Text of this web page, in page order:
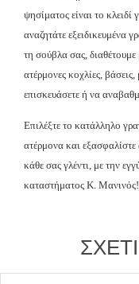
ψησίματος είναι το
αναζητάτε εξειδικευμένα
τη σούβλα σας,
ατέρμονες κοχλίες,
επισκευάσετε ή να
Επιλέξτε το κατάλληλο
ατέρμονα και
κάθε σας γλέντι, με την
καταστήματος Κ. Μανινός!